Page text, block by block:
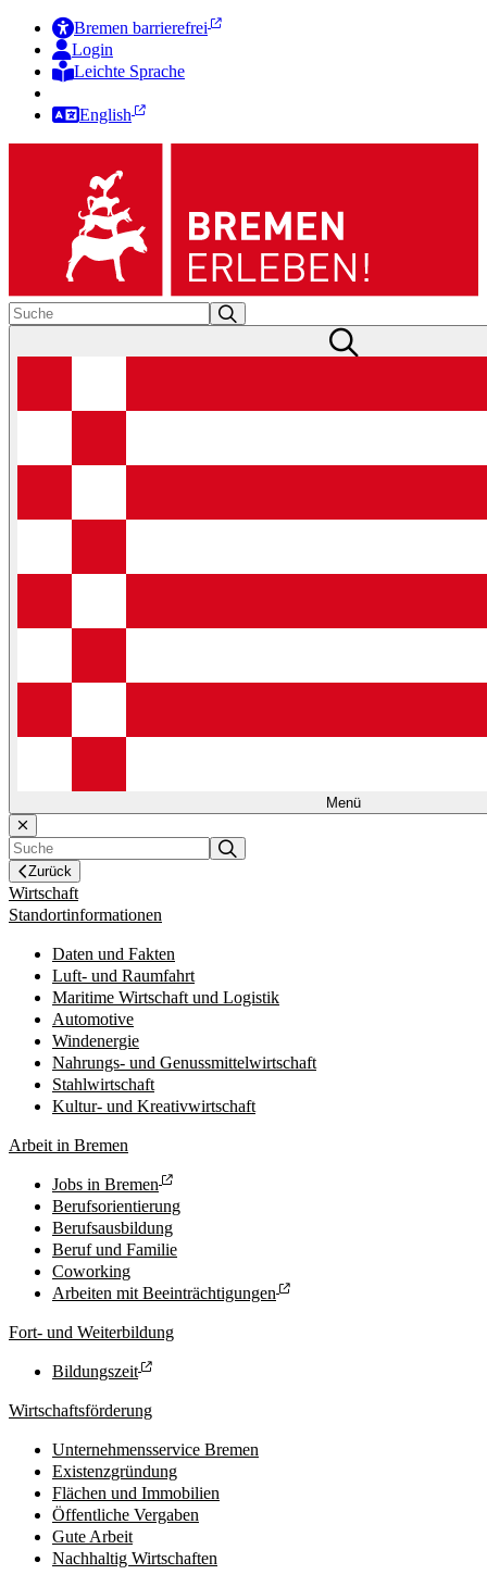
Bremen barrierefrei
Login
Leichte Sprache
English
Menü
Zurück
Wirtschaft
Standortinformationen
Daten und Fakten
Luft- und Raumfahrt
Maritime Wirtschaft und Logistik
Automotive
Windenergie
Nahrungs- und Genussmittelwirtschaft
Stahlwirtschaft
Kultur- und Kreativwirtschaft
Arbeit in Bremen
Jobs in Bremen
Berufsorientierung
Berufsausbildung
Beruf und Familie
Coworking
Arbeiten mit Beeinträchtigungen
Fort- und Weiterbildung
Bildungszeit
Wirtschaftsförderung
Unternehmensservice Bremen
Existenzgründung
Flächen und Immobilien
Öffentliche Vergaben
Gute Arbeit
Nachhaltig Wirtschaften